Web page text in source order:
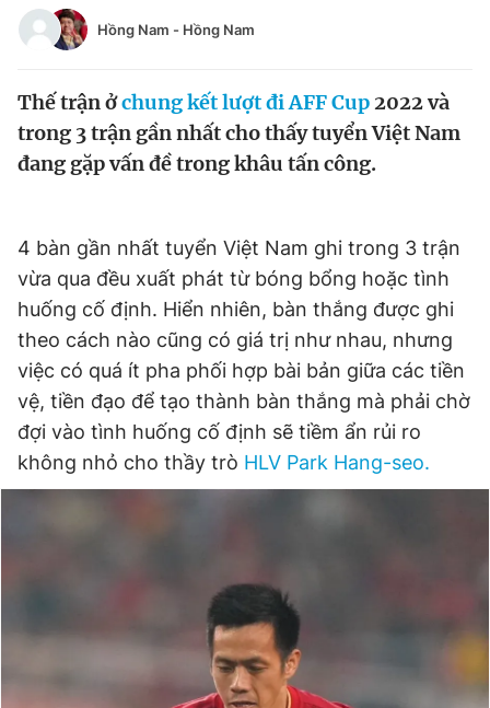
Chào ngày mới Tin 24h
Tin thị trường Tin 360
Video Magazine
Sản phẩm khác
Tiện ích Bạn cần biết
Thông tin tòa soạn Liên hệ quảng cáo
Tin đã xem
Hồng Nam - Hồng Nam
Thế trận ởchung kết lượt điAFF Cup2022 và
trong 3 trận gần nhất cho thấy tuyển Việt Nam
đang gặp vấn đề trong khâu tấn công.
4 bàn gần nhất tuyển Việt Nam ghi trong 3 trận
vừa qua đều xuất phát từ bóng bổng hoặc tình
huống cố định. Hiển nhiên, bàn thắng được ghi
theo cách nào cũng có giá trị như nhau, nhưng
việc có quá ít pha phối hợp bài bản giữa các tiền
vệ, tiền đạo để tạo thành bàn thắng mà phải chờ
đợi vào tình huống cố định sẽ tiềm ẩn rủi ro
không nhỏ cho thầy trò HLV Park Hang-seo.